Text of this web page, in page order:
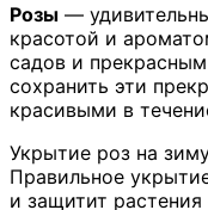
Розы —
красотой и
садов и
сохранить эти
красивыми в
Укрытие роз на
Правильное
и защитит